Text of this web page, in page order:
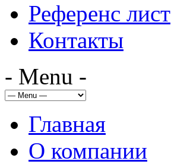
Референс лист
Контакты
- Menu -
Главная
О компании